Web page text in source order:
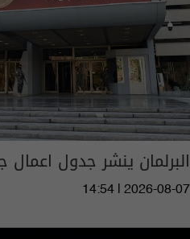
البرلمان ينشر جدول اعمال
14:54 | 2026-08-07